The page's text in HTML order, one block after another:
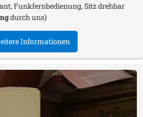
Funkfernbedienung, Sitz drehbar
durch uns)
Informationen